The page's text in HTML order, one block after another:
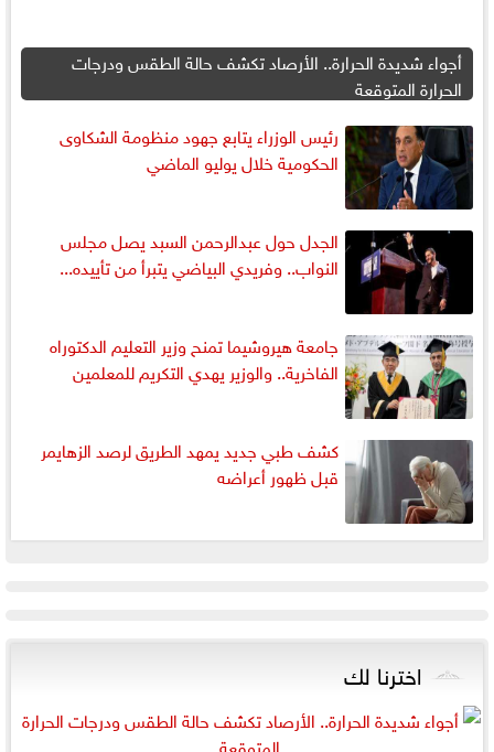
أجواء شديدة الحرارة.. الأرصاد تكشف حالة الطقس ودرجات
الحرارة المتوقعة
رئيس الوزراء يتابع جهود منظومة الشكاوى
الحكومية خلال يوليو الماضي
الجدل حول عبدالرحمن السبد يصل مجلس
النواب.. وفريدي البياضي يتبرأ من تأييده...
جامعة هيروشيما تمنح وزير التعليم الدكتوراه
الفاخرية.. والوزير يهدي التكريم للمعلمين
كشف طبي جديد يمهد الطريق لرصد الزهايمر
قبل ظهور أعراضه
اخترنا لك